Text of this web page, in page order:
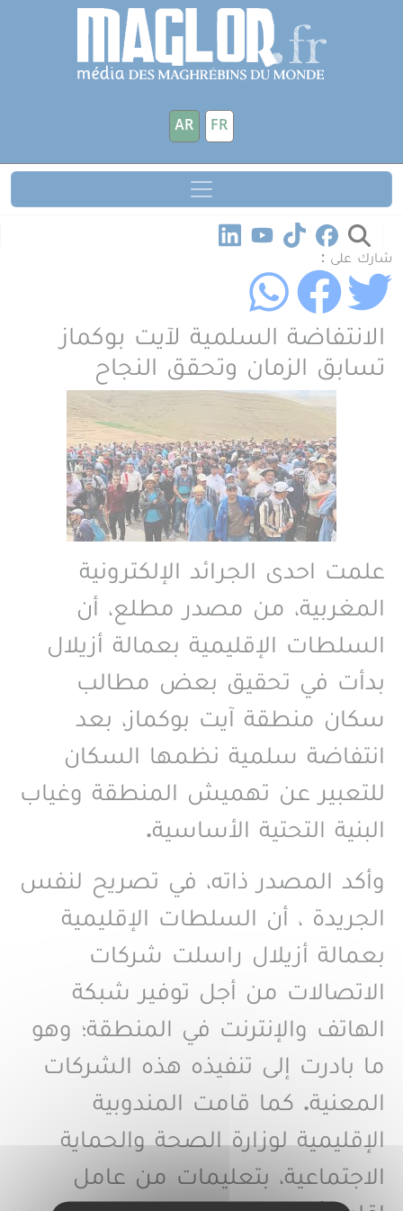
تجاوز إلى المحتوى الرئيسي
FR
AR
شارك على :
الانتفاضة السلمية لآيت بوكماز
تسابق الزمان وتحقق النجاح
علمت احدى الجرائد الإلكترونية
المغربية، من مصدر مطلع، أن
السلطات الإقليمية بعمالة أزيلال
بدأت في تحقيق بعض مطالب
سكان منطقة آيت بوكماز، بعد
انتفاضة سلمية نظمها السكان
للتعبير عن تهميش المنطقة وغياب
البنية التحتية الأساسية.
وأكد المصدر ذاته، في تصريح لنفس
الجريدة ، أن السلطات الإقليمية
بعمالة أزيلال راسلت شركات
الاتصالات من أجل توفير شبكة
الهاتف والإنترنت في المنطقة؛ وهو
ما بادرت إلى تنفيذه هذه الشركات
المعنية. كما قامت المندوبية
الإقليمية لوزارة الصحة والحماية
الاجتماعية، بتعليمات من عامل
لوحة إدارة ملفات تعريف الارتباط